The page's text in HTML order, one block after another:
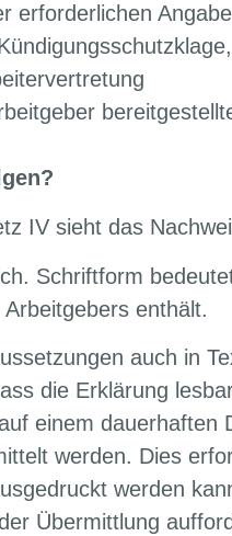
erforderlichen
IV sieht das
Schriftform
enthält.
auch in
die Erklärung
einem dauerhaften
werden. Dies
werden
Übermittlung